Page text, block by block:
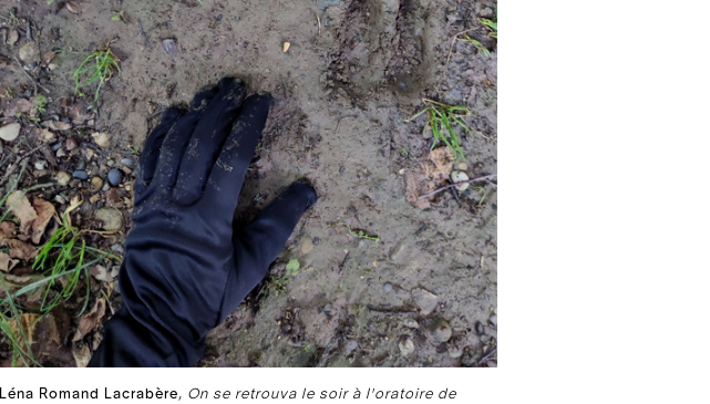
Léna Romand Lacrabère, On se retrouva le soir à l'oratoire de